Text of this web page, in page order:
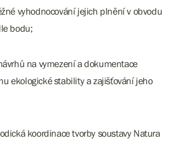
vyhodnocování jejich plnění v obvodu
bodu;
na vymezení a dokumentace
ekologické stability a zajišťování jeho
koordinace tvorby soustavy Natura